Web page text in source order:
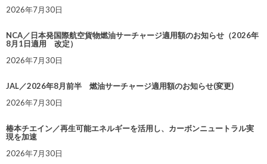
2026年7月30日
NCA／日本発国際航空貨物燃油サーチャージ適用額のお知らせ（2026年
8月1日適用 改定）
2026年7月30日
JAL／2026年8月前半 燃油サーチャージ適用額のお知らせ(変更)
2026年7月30日
椿本チエイン／再生可能エネルギーを活用し、カーボンニュートラル実
現を加速
2026年7月30日